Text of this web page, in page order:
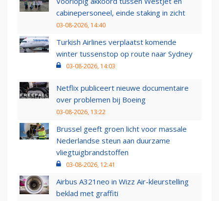
cabinepersoneel, einde staking in zicht
03-08-2026, 14:40
Turkish Airlines verplaatst komende
winter tussenstop op route naar Sydney
03-08-2026, 14:03
Netflix publiceert nieuwe documentaire
over problemen bij Boeing
03-08-2026, 13:22
Brussel geeft groen licht voor massale
Nederlandse steun aan duurzame
vliegtuigbrandstoffen
03-08-2026, 12:41
Airbus A321neo in Wizz Air-kleurstelling
beklad met graffiti